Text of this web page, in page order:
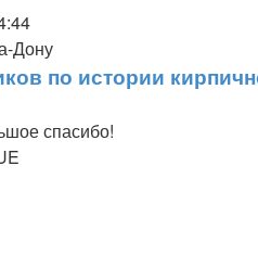
Дону
по истории
спасибо!